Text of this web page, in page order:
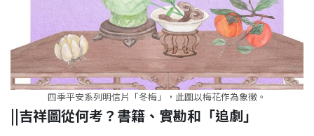
四季平安系列明信片「冬梅」，此圖以梅花作為象徵。
||吉祥圖從何考？書籍、實勘和「追劇」